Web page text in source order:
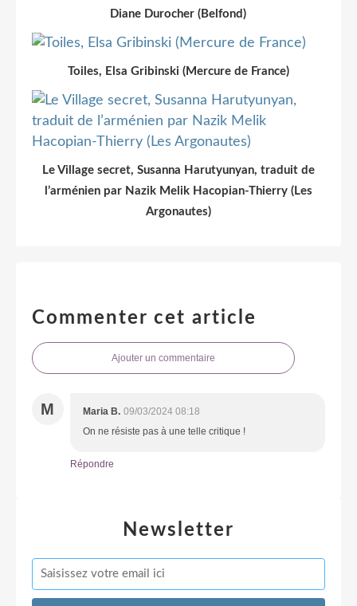
Diane Durocher (Belfond)
Toiles, Elsa Gribinski (Mercure de France)
Le Village secret, Susanna Harutyunyan, traduit de
l’arménien par Nazik Melik Hacopian-Thierry (Les
Argonautes)
Commenter cet article
Ajouter un commentaire
M Maria B. 09/03/2024 08:18
On ne résiste pas à une telle critique !
Répondre
Newsletter